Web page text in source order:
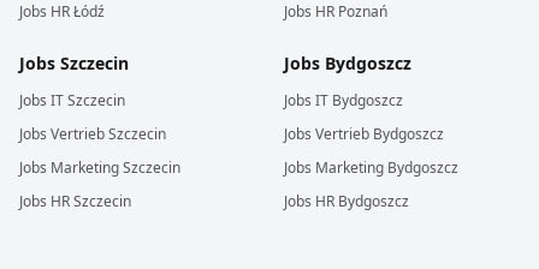
Jobs HRŁódź
Jobs HR Poznań
Jobs Szczecin
Jobs ITSzczecin
Jobs VertriebSzczecin
Jobs MarketingSzczecin
Jobs HRSzczecin
Jobs Bydgoszcz
Jobs IT Bydgoszcz
Jobs Vertrieb Bydgoszcz
Jobs Marketing Bydgoszcz
Jobs HR Bydgoszcz